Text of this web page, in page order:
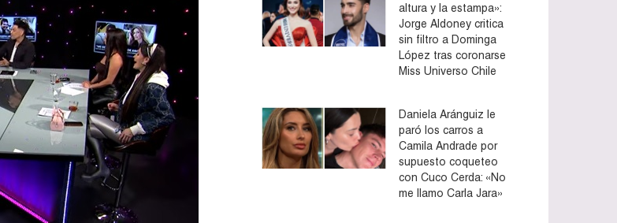
altura y la estampa»:
Jorge Aldoney critica
sin filtro a Dominga
López tras coronarse
Miss Universo Chile
Daniela Aránguiz le
paró los carros a
Camila Andrade por
supuesto coqueteo
con Cuco Cerda: «No
me llamo Carla Jara»